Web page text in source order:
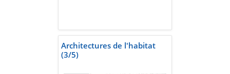
Architectures de l'habitat
(3/5)